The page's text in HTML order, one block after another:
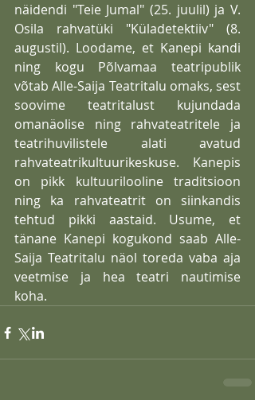
näidendi "Teie Jumal" (25. juulil) ja V.
Osila rahvatüki "Küladetektiiv" (8.
augustil). Loodame, et Kanepi kandi
ning kogu Põlvamaa teatripublik
võtab Alle-Saija Teatritalu omaks, sest
soovime teatritalust kujundada
omanäolise ning rahvateatritele ja
teatrihuvilistele alati avatud
rahvateatrikultuurikeskuse. Kanepis
on pikk kultuurilooline traditsioon
ning ka rahvateatrit on siinkandis
tehtud pikki aastaid. Usume, et
tänane Kanepi kogukond saab Alle-
Saija Teatritalu näol toreda vaba aja
veetmise ja hea teatri nautimise
koha.